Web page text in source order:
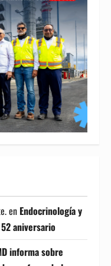
en Endocrinología y
aniversario
informa sobre